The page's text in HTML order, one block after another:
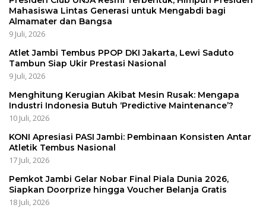
Mahasiswa Lintas Generasi untuk Mengabdi bagi
Almamater dan Bangsa
9 Juli, 2026
Atlet Jambi Tembus PPOP DKI Jakarta, Lewi Saduto
Tambun Siap Ukir Prestasi Nasional
9 Juli, 2026
Menghitung Kerugian Akibat Mesin Rusak: Mengapa
Industri Indonesia Butuh ‘Predictive Maintenance’?
10 Juli, 2026
KONI Apresiasi PASI Jambi: Pembinaan Konsisten Antar
Atletik Tembus Nasional
17 Juli, 2026
Pemkot Jambi Gelar Nobar Final Piala Dunia 2026,
Siapkan Doorprize hingga Voucher Belanja Gratis
18 Juli, 2026